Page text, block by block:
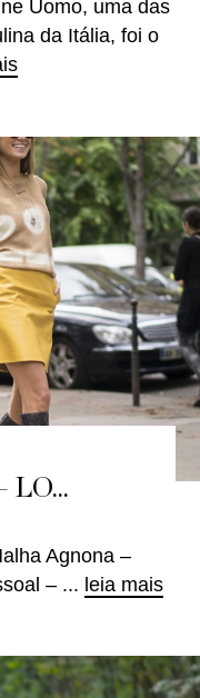
Uomo, uma das
da Itália, foi o
LO...
Agnona –
– ... leia mais